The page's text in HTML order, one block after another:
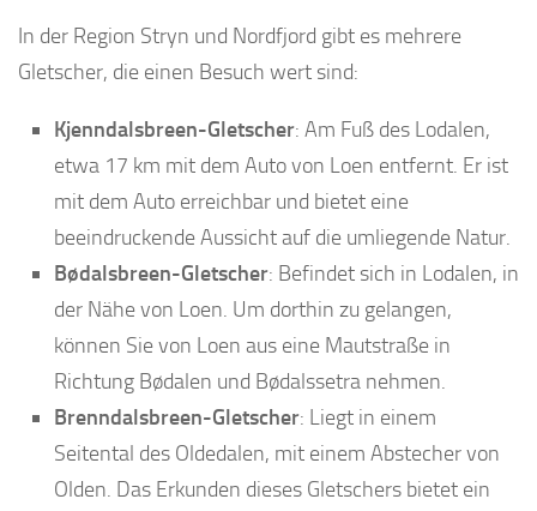
In der Region Stryn und Nordfjord gibt es mehrere
Gletscher, die einen Besuch wert sind:
Kjenndalsbreen-Gletscher: Am Fuß des Lodalen,
etwa 17 km mit dem Auto von Loen entfernt. Er ist
mit dem Auto erreichbar und bietet eine
beeindruckende Aussicht auf die umliegende Natur.
Bødalsbreen-Gletscher: Befindet sich in Lodalen, in
der Nähe von Loen. Um dorthin zu gelangen,
können Sie von Loen aus eine Mautstraße in
Richtung Bødalen und Bødalssetra nehmen.
Brenndalsbreen-Gletscher: Liegt in einem
Seitental des Oldedalen, mit einem Abstecher von
Olden. Das Erkunden dieses Gletschers bietet ein